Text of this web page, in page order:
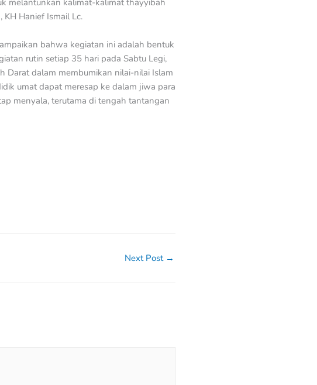
Hanief Ismail Lc.
bahwa kegiatan ini adalah bentuk
rutin setiap 35 hari pada Sabtu Legi,
Darat dalam membumikan nilai-nilai Islam
umat dapat meresap ke dalam jiwa para
menyala, terutama di tengah tantangan
Next Post →